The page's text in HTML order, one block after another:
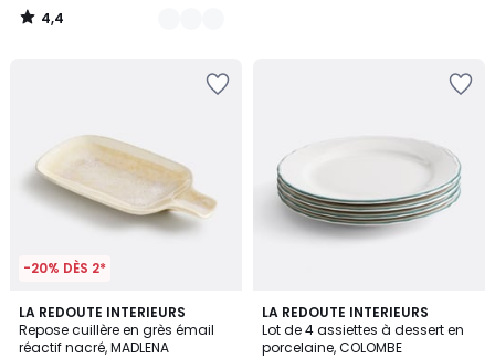
4,4
/
-20% DÈS 2*
LA REDOUTE INTERIEURS
Repose cuillère en grès émail
réactif nacré, MADLENA
5
/
5
LA REDOUTE INTERIEURS
Lot de 4 assiettes à dessert en
porcelaine, COLOMBE
5
/
5
2
Couleurs